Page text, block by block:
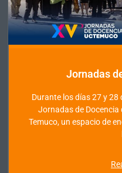
Jornadas
Durante los días 27 y 28
Jornadas de Docencia
Temuco, un espacio de